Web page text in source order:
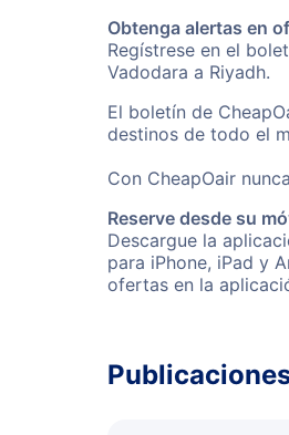
Obtenga alertas en
Regístrese en el
Vadodara a Riyadh.
El boletín de
destinos de todo el
Con CheapOair
Reserve desde su
Descargue la
para iPhone, iPad y
ofertas en la